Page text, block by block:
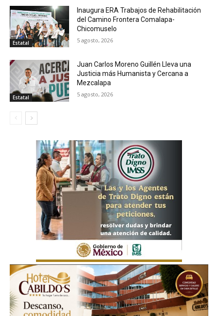
Estatal
Inaugura ERA Trabajos de Rehabilitación
del Camino Frontera Comalapa-
Chicomuselo
5 agosto, 2026
Estatal
Juan Carlos Moreno Guillén Lleva una
Justicia más Humanista y Cercana a
Mezcalapa
5 agosto, 2026